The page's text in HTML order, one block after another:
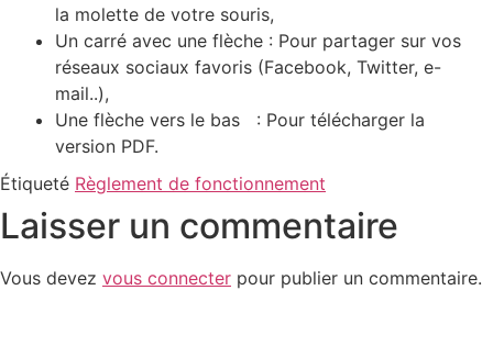
la molette de votre souris,
Un carré avec une flèche : Pour partager sur vos
réseaux sociaux favoris (Facebook, Twitter, e-
mail..),
Une flèche vers le bas
: Pour télécharger la
version PDF.
Étiqueté Règlement de fonctionnement
Laisser un commentaire
Vous devez vous connecter pour publier un commentaire.